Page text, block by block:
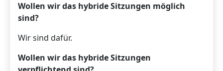
Wollen wir das hybride Sitzungen möglich
sind?
Wir sind dafür.
Wollen wir das hybride Sitzungen